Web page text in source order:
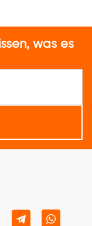
was es